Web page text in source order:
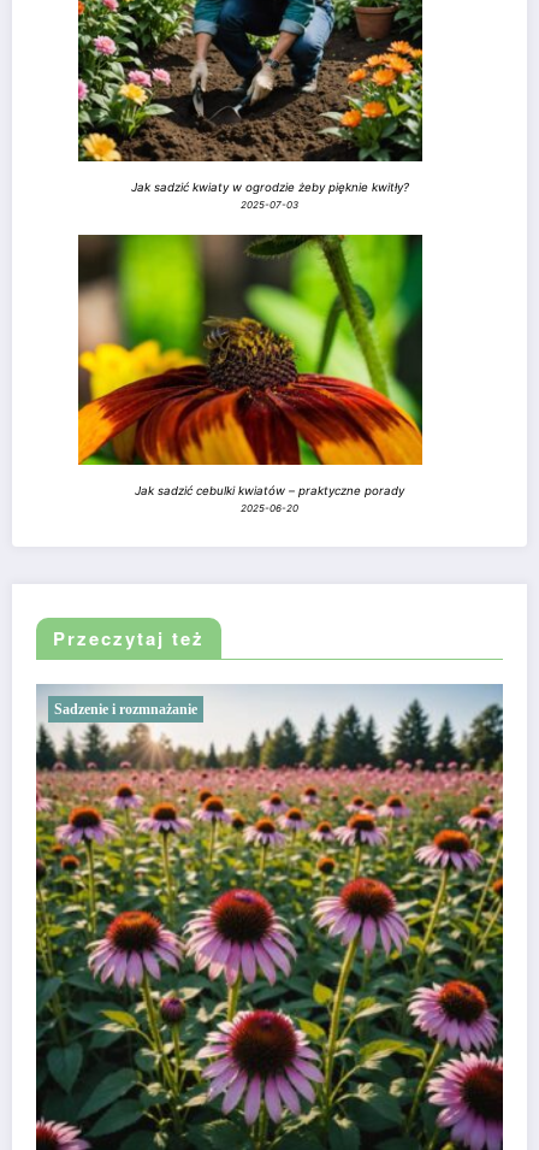
Jak sadzić kwiaty w ogrodzie żeby pięknie kwitły?
2025-07-03
Jak sadzić cebulki kwiatów – praktyczne porady
2025-06-20
Przeczytaj też
Sadzenie i rozmnażanie